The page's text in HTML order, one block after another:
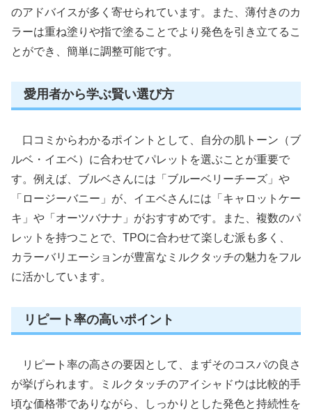
のアドバイスが多く寄せられています。また、薄付きのカ
ラーは重ね塗りや指で塗ることでより発色を引き立てるこ
とができ、簡単に調整可能です。
愛用者から学ぶ賢い選び方
口コミからわかるポイントとして、自分の肌トーン（ブ
ルベ・イエベ）に合わせてパレットを選ぶことが重要で
す。例えば、ブルベさんには「ブルーベリーチーズ」や
「ロージーバニー」が、イエベさんには「キャロットケー
キ」や「オーツバナナ」がおすすめです。また、複数のパ
レットを持つことで、TPOに合わせて楽しむ派も多く、
カラーバリエーションが豊富なミルクタッチの魅力をフル
に活かしています。
リピート率の高いポイント
リピート率の高さの要因として、まずそのコスパの良さ
が挙げられます。ミルクタッチのアイシャドウは比較的手
頃な価格帯でありながら、しっかりとした発色と持続性を